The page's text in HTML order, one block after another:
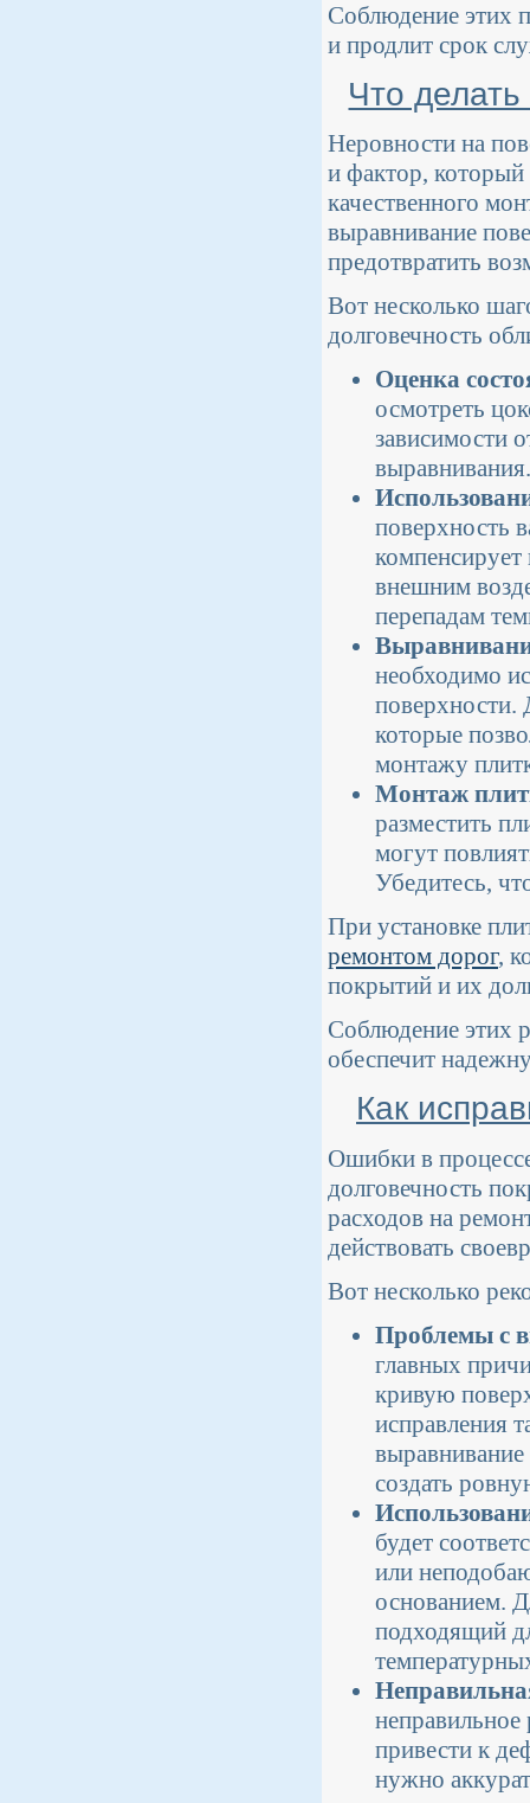
Соблюдение этих
и продлит срок
Что
Неровности на
и фактор, который
качественного
выравнивание
предотвратить
Вот несколько
долговечность
Оценка
осмотреть
зависимости
выравнивания.
поверхность
внешним
перепадам
необходимо
поверхности.
которые
монтажу
Монтаж
разместить
могут
Убедитесь,
При установке
ремонтом дорог,
покрытий и их
Соблюдение этих
обеспечит
Как
Ошибки в
долговечность
расходов на
действовать
Вот несколько
Проблемы с
главных
кривую
исправления
создать
будет
или
основанием.
подходящий
привести к
нужно